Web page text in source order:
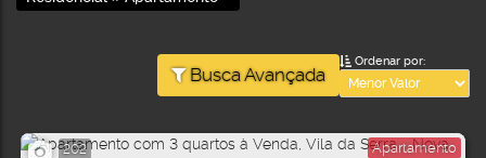
Busca Avançada
Ordenar por:
202 Apartamento